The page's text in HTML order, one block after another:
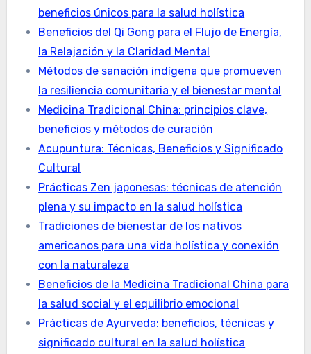
beneficios únicos para la salud holística
Beneficios del Qi Gong para el Flujo de Energía,
la Relajación y la Claridad Mental
Métodos de sanación indígena que promueven
la resiliencia comunitaria y el bienestar mental
Medicina Tradicional China: principios clave,
beneficios y métodos de curación
Acupuntura: Técnicas, Beneficios y Significado
Cultural
Prácticas Zen japonesas: técnicas de atención
plena y su impacto en la salud holística
Tradiciones de bienestar de los nativos
americanos para una vida holística y conexión
con la naturaleza
Beneficios de la Medicina Tradicional China para
la salud social y el equilibrio emocional
Prácticas de Ayurveda: beneficios, técnicas y
significado cultural en la salud holística